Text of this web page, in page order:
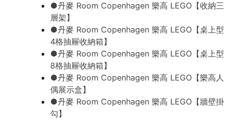
●丹麥 Room Copenhagen 樂高 LEGO【收納三
層架】
●丹麥 Room Copenhagen 樂高 LEGO【桌上型
4格抽屜收納箱】
●丹麥 Room Copenhagen 樂高 LEGO【桌上型
8格抽屜收納箱】
●丹麥 Room Copenhagen 樂高 LEGO【樂高人
偶展示盒】
●丹麥 Room Copenhagen 樂高 LEGO【牆壁掛
勾】